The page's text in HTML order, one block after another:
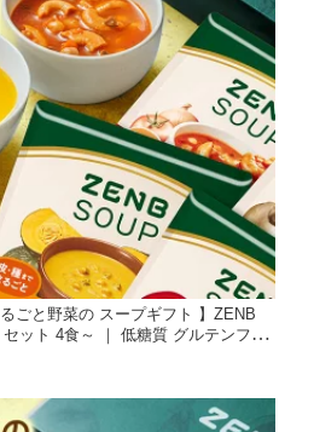
ごと野菜の スープギフト 】ZENB
ット 4食～ ｜ 低糖質 グルテンフリ
2026 父の日 お中元 夏ギフト 誕生
い 楽天限定 ソーシャルギフト